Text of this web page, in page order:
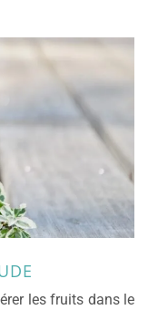
les fruits dans le